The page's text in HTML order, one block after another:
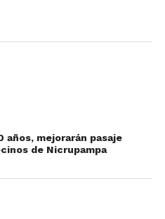
años, mejorarán pasaje
de Nicrupampa